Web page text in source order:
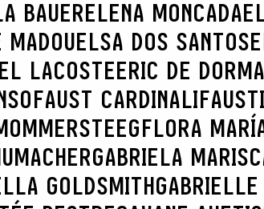
BAUERELENA MONCADA
MADOUELSA DOS SANTOS
LACOSTEERIC DE
FAUST CARDINALI
FLORA
GABRIELA
GOLDSMITH